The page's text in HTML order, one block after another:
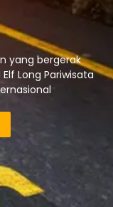
yang bergerak
Long Pariwisata